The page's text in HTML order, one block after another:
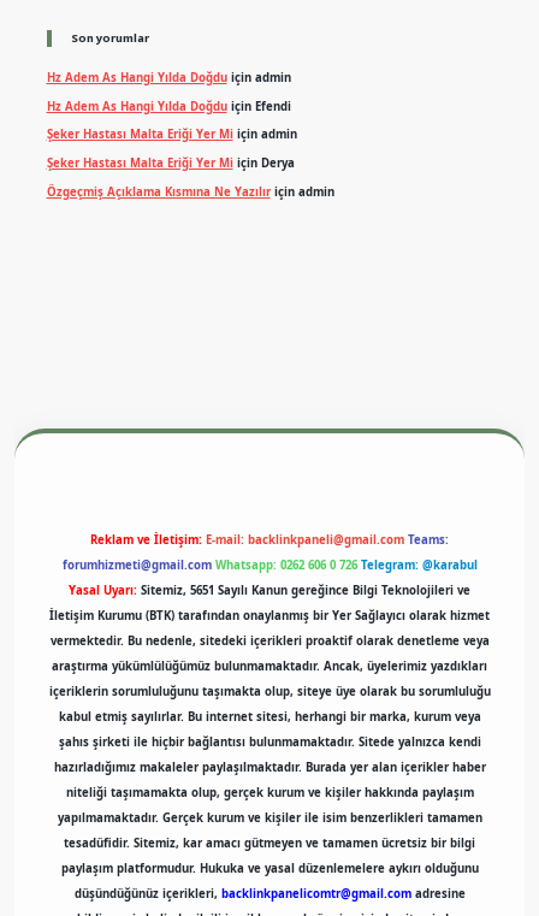
Son yorumlar
Hz Adem As Hangi Yılda Doğduiçin admin
Hz Adem As Hangi Yılda Doğduiçin Efendi
Şeker Hastası Malta Eriği Yer Miiçin admin
Şeker Hastası Malta Eriği Yer Miiçin Derya
Özgeçmiş Açıklama Kısmına Ne Yazılıriçin admin
Reklam ve İletişim: E-mail: backlinkpaneli@gmail.com Teams:
forumhizmeti@gmail.com Whatsapp: 0262 606 0 726 Telegram: @karabul
Yasal Uyarı: Sitemiz, 5651 Sayılı Kanun gereğince Bilgi Teknolojileri ve
İletişim Kurumu (BTK) tarafından onaylanmış bir Yer Sağlayıcı olarak hizmet
vermektedir. Bu nedenle, sitedeki içerikleri proaktif olarak denetleme veya
araştırma yükümlülüğümüz bulunmamaktadır. Ancak, üyelerimiz yazdıkları
içeriklerin sorumluluğunu taşımakta olup, siteye üye olarak bu sorumluluğu
kabul etmiş sayılırlar. Bu internet sitesi, herhangi bir marka, kurum veya
şahıs şirketi ile hiçbir bağlantısı bulunmamaktadır. Sitede yalnızca kendi
hazırladığımız makaleler paylaşılmaktadır. Burada yer alan içerikler haber
niteliği taşımamakta olup, gerçek kurum ve kişiler hakkında paylaşım
yapılmamaktadır. Gerçek kurum ve kişiler ile isim benzerlikleri tamamen
tesadüfidir. Sitemiz, kar amacı gütmeyen ve tamamen ücretsiz bir bilgi
paylaşım platformudur. Hukuka ve yasal düzenlemelere aykırı olduğunu
düşündüğünüz içerikleri, backlinkpanelicomtr@gmail.comadresine